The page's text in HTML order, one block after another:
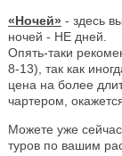
«Ночей» - здесь
ночей - НЕ дней.
Опять-таки
8-13), так как
цена на более
чартером,
Можете уже
туров по вашим